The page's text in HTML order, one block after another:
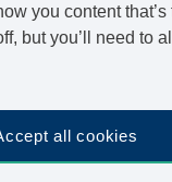
you content that’s
but you’ll need to
all cookies